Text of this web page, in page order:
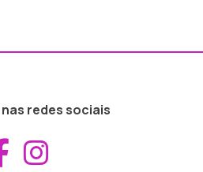
redes sociais
Aceder ao